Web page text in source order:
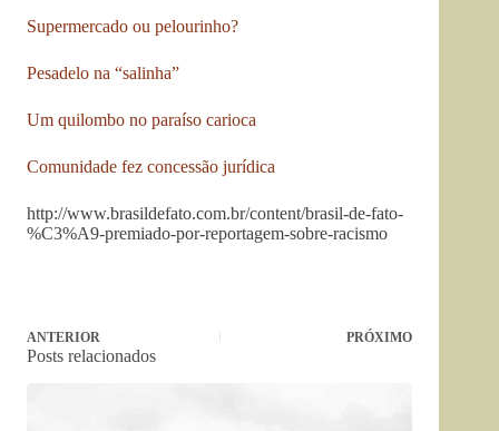
Supermercado ou pelourinho?
Pesadelo na “salinha”
Um quilombo no paraíso carioca
Comunidade fez concessão jurídica
http://www.brasildefato.com.br/content/brasil-de-fato-
%C3%A9-premiado-por-reportagem-sobre-racismo
ANTERIOR PRÓXIMO
Posts relacionados